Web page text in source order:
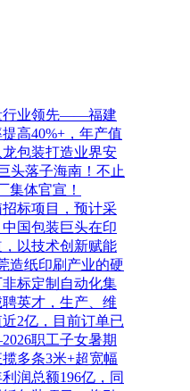
行业领先——福建
高40%+，年产值
包装打造业界安
头落子海南！不止
集体官宣！
标项目，预计采
国包装巨头在印
以技术创新赋能
造纸印刷产业的硬
标定制自动化集
英才，生产、维
2亿，目前订单已
职工子女暑期
多条3米+超宽幅
润总额196亿，同